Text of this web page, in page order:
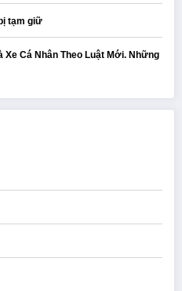
tạm giữ
Xe Cá Nhân Theo Luật Mới. Những